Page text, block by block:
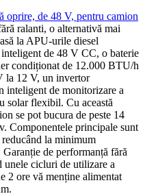
de 48 V, pentru camion
ralanti, o alternativă mai
la APU-urile diesel
de 48 V CC, o baterie
condiționat de 12.000 BTU/h
la 12 V, un invertor
inteligent de monitorizare a
solar flexibil. Cu această
se pot bucura de peste 14
Componentele principale sunt
la minimum
de performanță fără
unele cicluri de utilizare a
2 ore vă menține alimentat